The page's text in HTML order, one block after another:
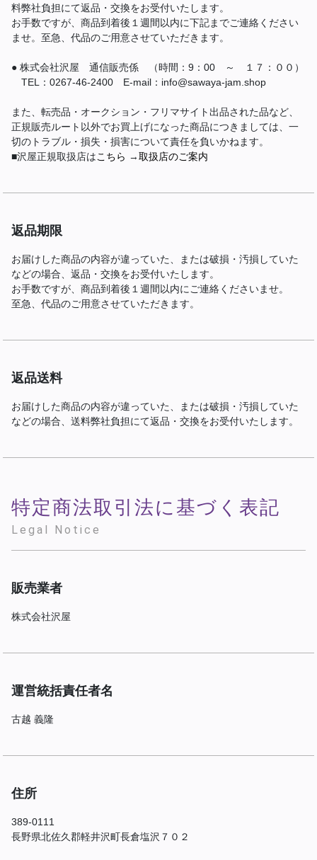
料弊社負担にて返品・交換をお受付いたします。
お手数ですが、商品到着後１週間以内に下記までご連絡ください
ませ。至急、代品のご用意させていただきます。
● 株式会社沢屋 通信販売係 （時間：9：00 ～ １７：００）
TEL：0267-46-2400 E-mail：info@sawaya-jam.shop
また、転売品・オークション・フリマサイト出品された品など、
正規販売ルート以外でお買上げになった商品につきましては、一
切のトラブル・損失・損害について責任を負いかねます。
■沢屋正規取扱店はこちら →取扱店のご案内
返品期限
お届けした商品の内容が違っていた、または破損・汚損していた
などの場合、返品・交換をお受付いたします。
お手数ですが、商品到着後１週間以内にご連絡くださいませ。
至急、代品のご用意させていただきます。
返品送料
お届けした商品の内容が違っていた、または破損・汚損していた
などの場合、送料弊社負担にて返品・交換をお受付いたします。
特定商法取引法に基づく表記
Legal Notice
販売業者
株式会社沢屋
運営統括責任者名
古越 義隆
住所
389-0111
長野県北佐久郡軽井沢町長倉塩沢７０２